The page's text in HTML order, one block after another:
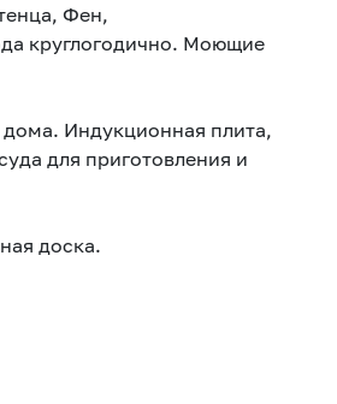
Фен,
круглогодично. Моющие
дома. Индукционная плита,
для приготовления и
доска.